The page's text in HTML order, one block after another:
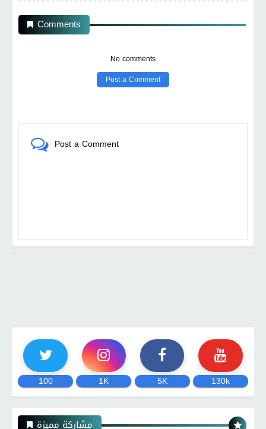
Comments
No comments
Post a Comment
Post a Comment
100 1K 5K 130k
مشاركة مميزة